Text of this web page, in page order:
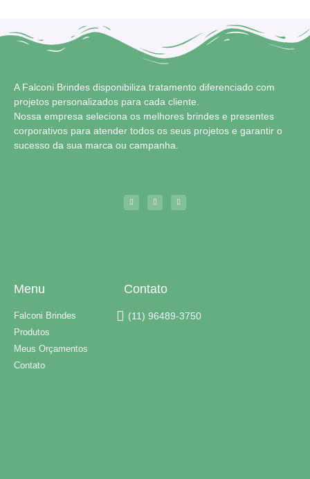
A Falconi Brindes disponibiliza tratamento diferenciado com
projetos personalizados para cada cliente.
Nossa empresa seleciona os melhores brindes e presentes
corporativos para atender todos os seus projetos e garantir o
sucesso da sua marca ou campanha.
Menu
Falconi Brindes
Produtos
Meus Orçamentos
Contato
Contato
(11) 96489-3750